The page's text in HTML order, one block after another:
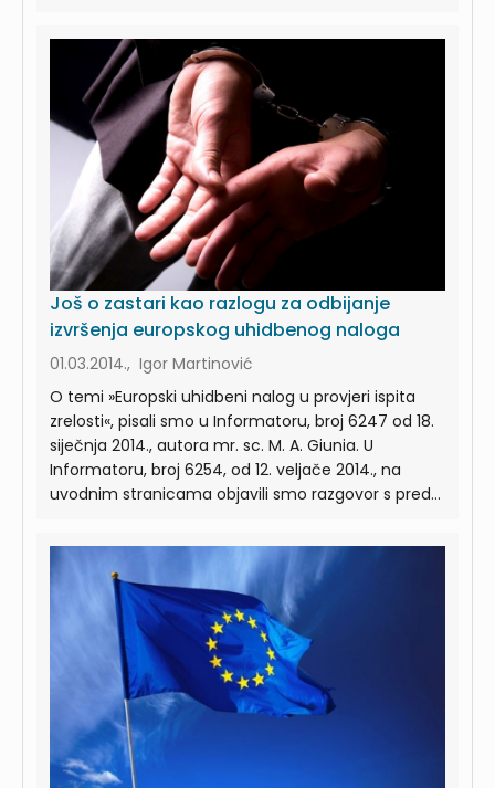
Još o zastari kao razlogu za odbijanje
izvršenja europskog uhidbenog naloga
01.03.2014., Igor Martinović
O temi »Europski uhidbeni nalog u provjeri ispita
zrelosti«, pisali smo u Informatoru, broj 6247 od 18.
siječnja 2014., autora mr. sc. M. A. Giunia. U
Informatoru, broj 6254, od 12. veljače 2014., na
uvodnim stranicama objavili smo razgovor s pred...